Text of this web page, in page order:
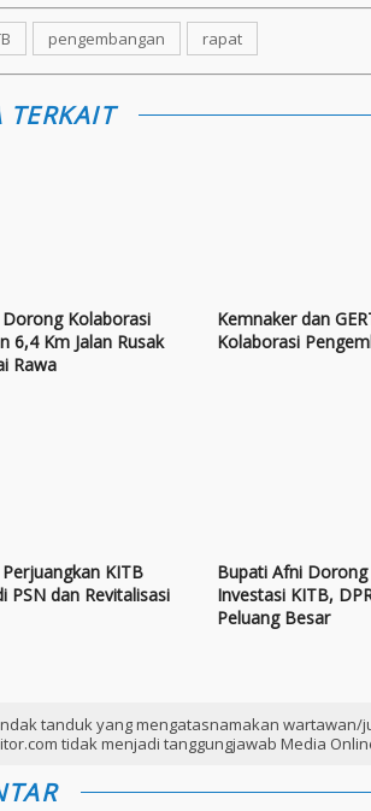
pengembangan rapat
TERKAIT
Kolaborasi
6,4 Km Jalan Rusak
Rawa
Kemnaker dan
Kolaborasi
KITB
PSN dan Revitalisasi
Bupati Afni
Investasi KITB,
Peluang Besar
tanduk yang mengatasnamakan
tidak menjadi tanggungjawab Media